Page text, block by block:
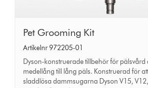
Pet
Grooming
Kit
Pet Grooming Kit
Artikelnr 972205-01
Dyson-konstruerade tillbehör för pälsvård
medellång till lång päls. Konstruerad för
sladdlösa dammsugarna Dyson V15,